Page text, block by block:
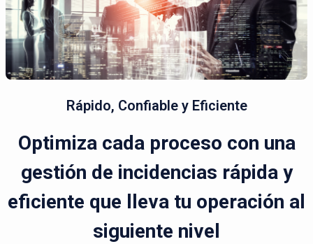
Rápido, Confiable y Eficiente
Optimiza cada proceso con una
gestión de incidencias rápida y
eficiente que lleva tu operación al
siguiente nivel